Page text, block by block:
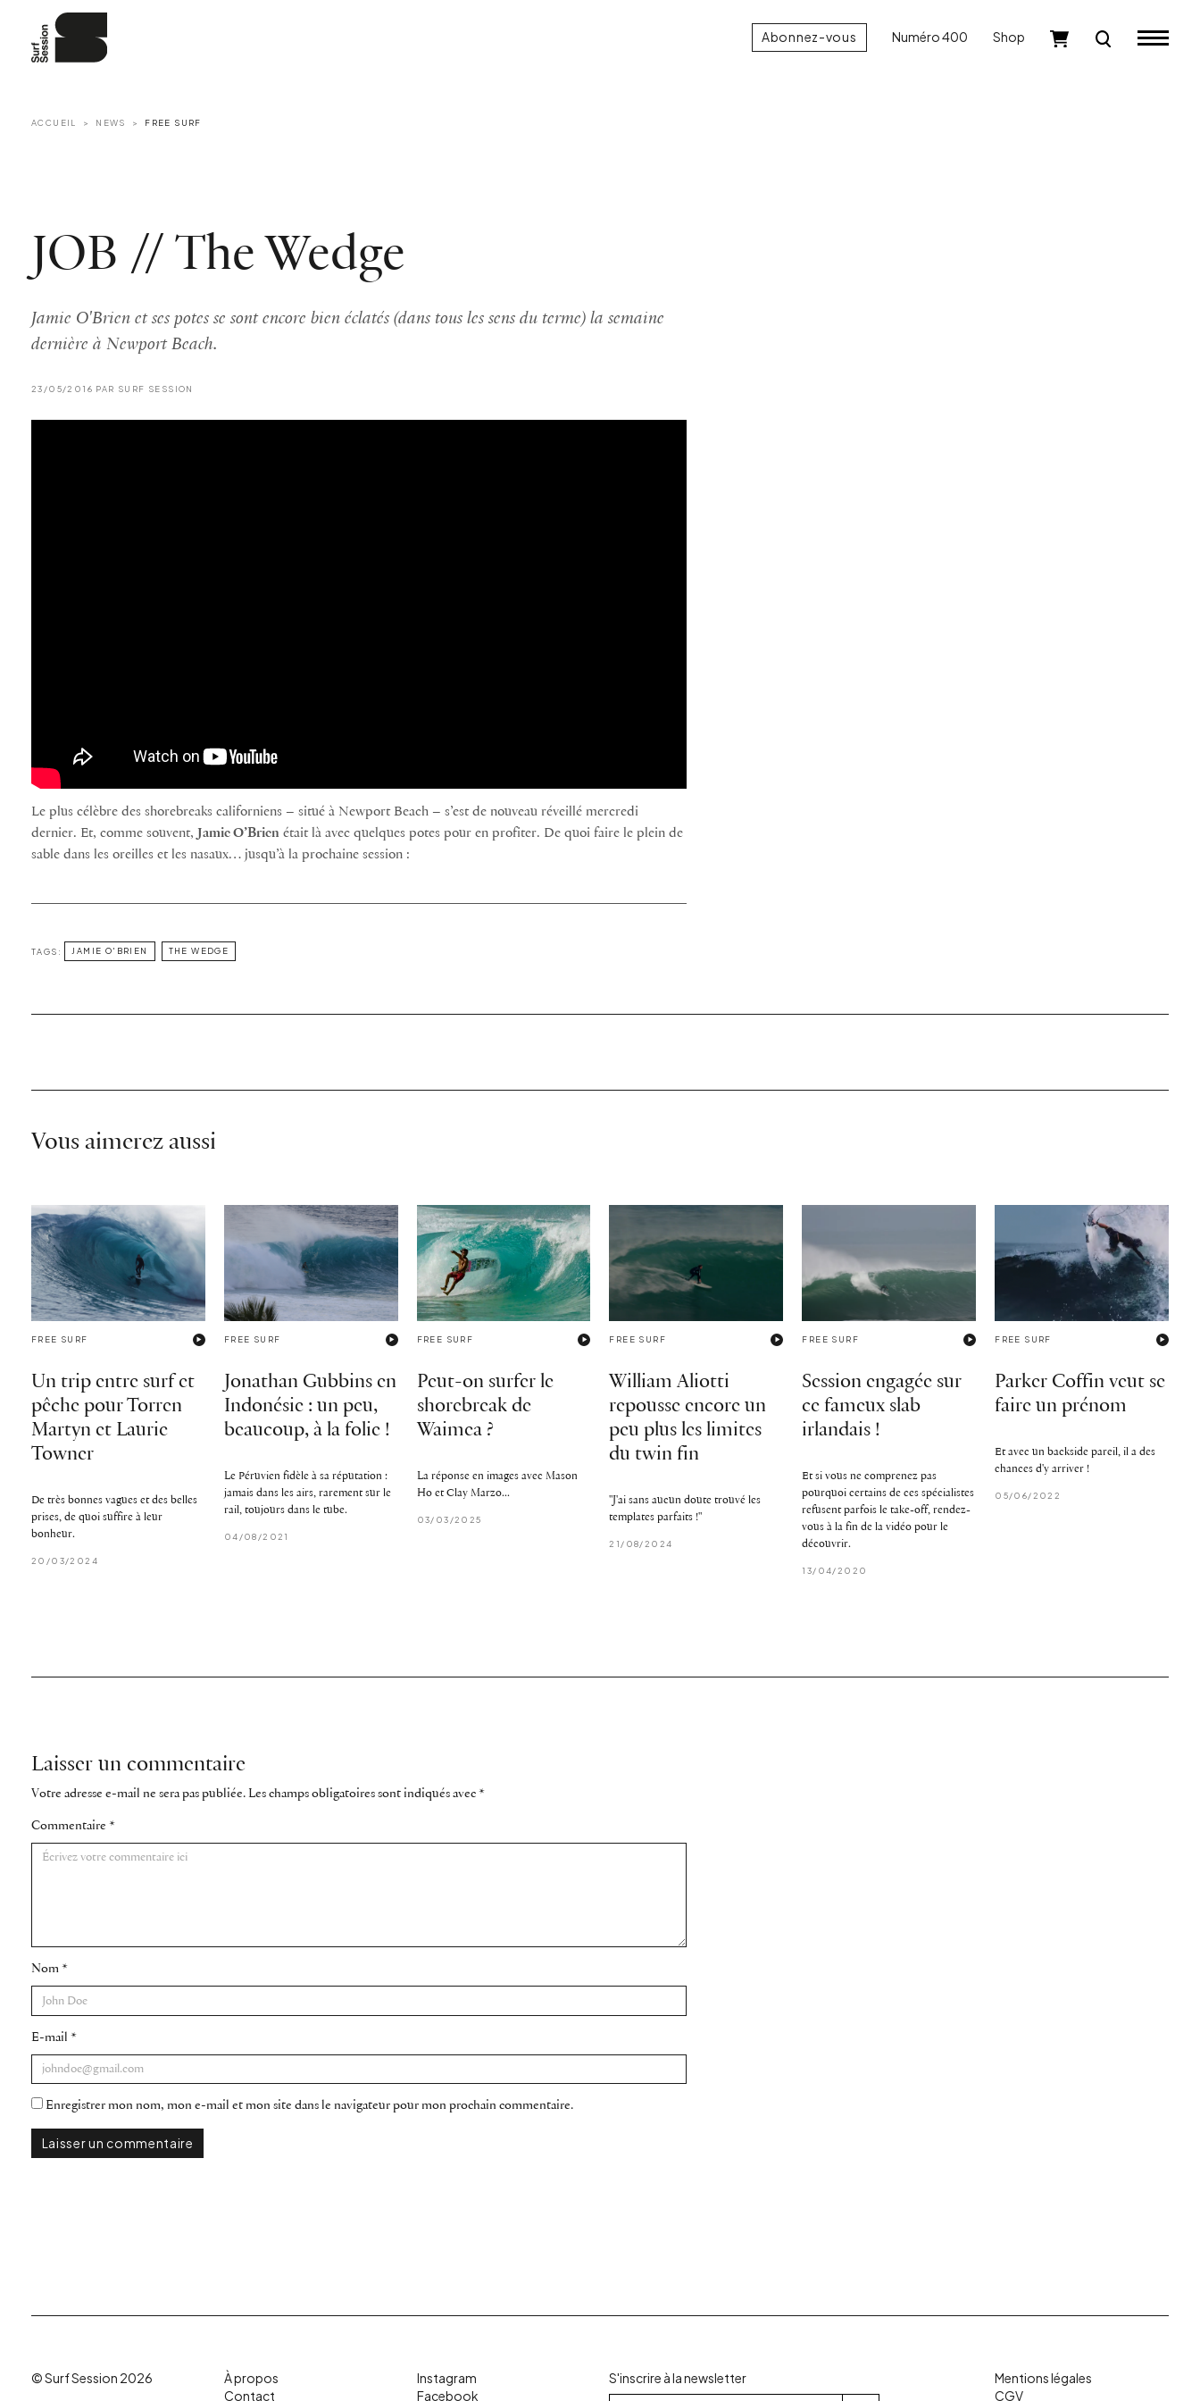
Abonnez-vous Numéro 400 Shop
ACCUEIL NEWS FREE SURF
JOB // The Wedge
Jamie O'Brien et ses potes se sont encore bien éclatés (dans tous les sens du terme) la semaine
dernière à Newport Beach.
23/05/2016 PAR SURF SESSION
Le plus célèbre des shorebreaks californiens – situé à Newport Beach – s’est de nouveau réveillé mercredi
dernier. Et, comme souvent, Jamie O’Brien était là avec quelques potes pour en profiter. De quoi faire le plein de
sable dans les oreilles et les nasaux… jusqu’à la prochaine session :
TAGS: JAMIE O'BRIEN THE WEDGE
Vous aimerez aussi
FREE SURF
Un trip entre surf et
pêche pour Torren
Martyn et Laurie
Towner
De très bonnes vagues et des belles
prises, de quoi suffire à leur
bonheur.
20/03/2024
FREE SURF
Jonathan Gubbins en
Indonésie : un peu,
beaucoup, à la folie !
Le Péruvien fidèle à sa réputation :
jamais dans les airs, rarement sur le
rail, toujours dans le tube.
04/08/2021
FREE SURF
Peut-on surfer le
shorebreak de
Waimea ?
La réponse en images avec Mason
Ho et Clay Marzo...
03/03/2025
FREE SURF
William Aliotti
repousse encore un
peu plus les limites
du twin fin
"J'ai sans aucun doute trouvé les
templates parfaits !"
21/08/2024
FREE SURF
Session engagée sur
ce fameux slab
irlandais !
Et si vous ne comprenez pas
pourquoi certains de ces spécialistes
refusent parfois le take-off, rendez-
vous à la fin de la vidéo pour le
découvrir.
13/04/2020
FREE SURF
Parker Coffin veut se
faire un prénom
Et avec un backside pareil, il a des
chances d'y arriver !
05/06/2022
Laisser un commentaire
Votre adresse e-mail ne sera pas publiée. Les champs obligatoires sont indiqués avec *
Commentaire *
Nom *
E-mail *
Enregistrer mon nom, mon e-mail et mon site dans le navigateur pour mon prochain commentaire.
© Surf Session 2026
À propos
Contact
Instagram
Facebook
S'inscrire à la newsletter
Mentions légales
CGV